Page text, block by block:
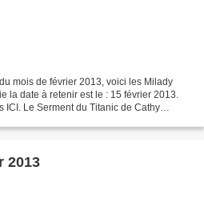
mois de février 2013, voici les Milady
la date à retenir est le : 15 février 2013.
ICI. Le Serment du Titanic de Cathy
2013